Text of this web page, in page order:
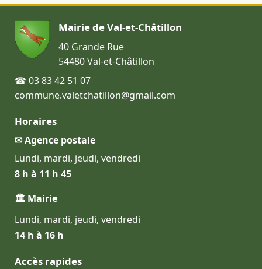
Mairie de Val-et-Châtillon
40 Grande Rue
54480 Val-et-Châtillon
☎ 03 83 42 51 07
commune.valetchatillon@gmail.com
Horaires
✉ Agence postale
Lundi, mardi, jeudi, vendredi
8 h à 11 h 45
🏛 Mairie
Lundi, mardi, jeudi, vendredi
14 h à 16 h
Accès rapides